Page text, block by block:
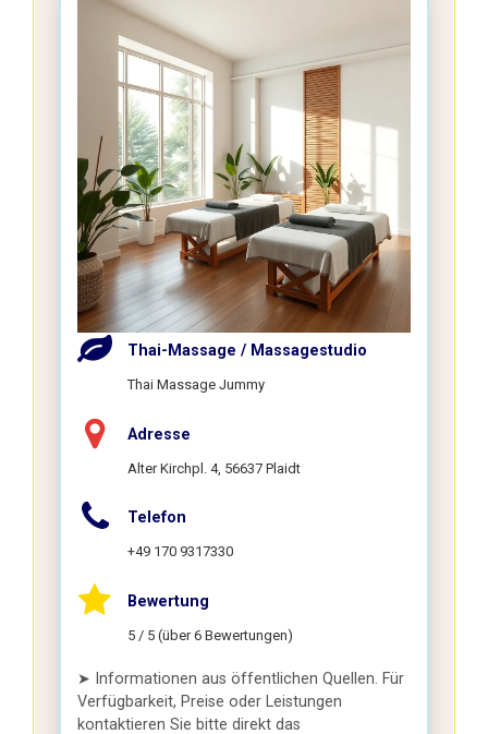
Thai-Massage / Massagestudio
Thai Massage Jummy
Adresse
Alter Kirchpl. 4, 56637 Plaidt
Telefon
+49 170 9317330
Bewertung
5 / 5 (über 6 Bewertungen)
➤ Informationen aus öffentlichen Quellen. Für
Verfügbarkeit, Preise oder Leistungen
kontaktieren Sie bitte direkt das